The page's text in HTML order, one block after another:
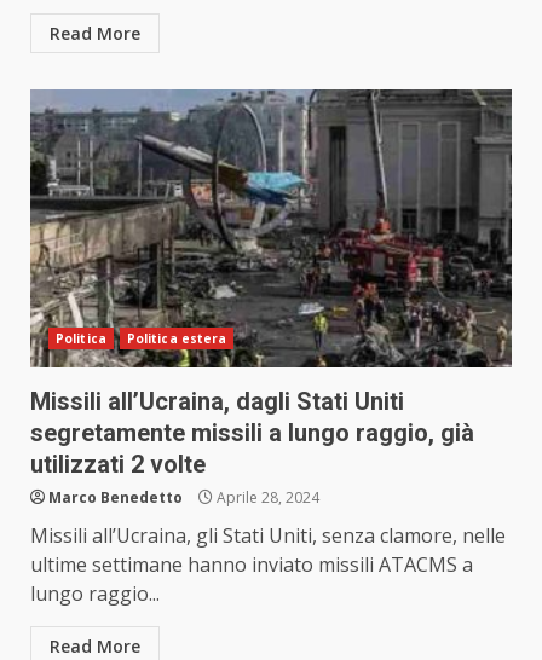
Read More
Politica Politica estera
Missili all’Ucraina, dagli Stati Uniti
segretamente missili a lungo raggio, già
utilizzati 2 volte
Marco Benedetto Aprile 28, 2024
Missili all’Ucraina, gli Stati Uniti, senza clamore, nelle
ultime settimane hanno inviato missili ATACMS a
lungo raggio...
Read More